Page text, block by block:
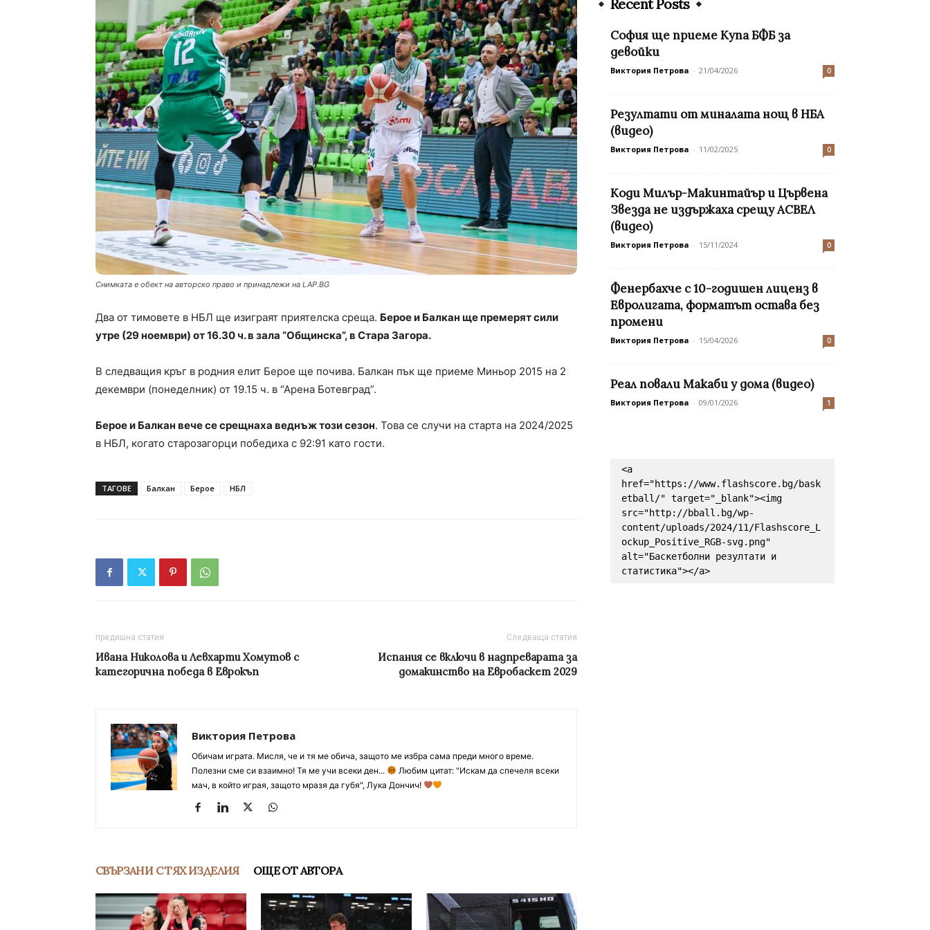
Снимката е обект на авторско право и принадлежи на LAP.BG
Два от тимовете в НБЛ ще изиграят приятелска среща. Берое и Балкан ще премерят сили
утре (29 ноември) от 16.30 ч. в зала “Общинска”, в Стара Загора.
В следващия кръг в родния елит Берое ще почива. Балкан пък ще приеме Миньор 2015 на 2
декември (понеделник) от 19.15 ч. в “Арена Ботевград”.
Берое и Балкан вече се срещнаха веднъж този сезон. Това се случи на старта на 2024/2025
в НБЛ, когато старозагорци победиха с 92:91 като гости.
ТАГОВЕ Балкан Берое НБЛ
предишна статия
Ивана Николова и Левхарти Хомутов с
категорична победа в Еврокъп
Следваща статия
Испания се включи в надпреварата за
домакинство на Евробаскет 2029
Виктория Петрова
Обичам играта. Мисля, че и тя ме обича, защото ме избра сама преди много време.
Полезни сме си взаимно! Тя ме учи всеки ден...
Любим цитат: "Искам да спечеля всеки
мач, в който играя, защото мразя да губя", Лука Дончич!
СВЪРЗАНИ С ТЯХ ИЗДЕЛИЯ ОЩЕ ОТ АВТОРА
Recent Posts
София ще приеме Купа БФБ за
девойки
Виктория Петрова - 21/04/2026 0
Резултати от миналата нощ в НБА
(видео)
Виктория Петрова - 11/02/2025 0
Коди Милър-Макинтайър и Цървена
Звезда не издържаха срещу АСВЕЛ
(видео)
Виктория Петрова - 15/11/2024 0
Фенербахче с 10-годишен лиценз в
Евролигата, форматът остава без
промени
Виктория Петрова - 15/04/2026 0
Реал повали Макаби у дома (видео)
Виктория Петрова - 09/01/2026 1
<a
href="https://www.flashscore.bg/bask
etball/" target="_blank"><img
src="http://bball.bg/wp-
content/uploads/2024/11/Flashscore_L
ockup_Positive_RGB-svg.png"
alt="Баскетболни резултати и
статистика"></a>